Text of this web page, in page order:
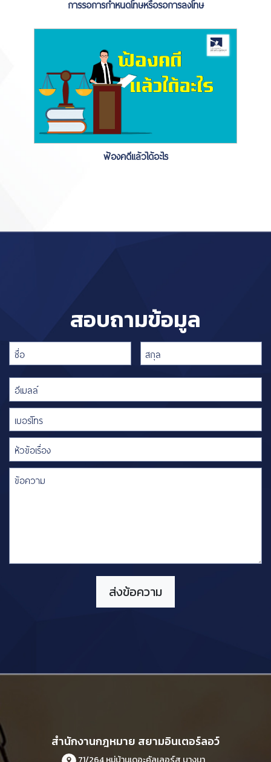
การรอการกำหนดโทษหรือรอการลงโทษ
ฟ้องคดีแล้วได้อะไร
สอบถามข้อมูล
สำนักงานกฎหมาย สยามอินเตอร์ลอว์